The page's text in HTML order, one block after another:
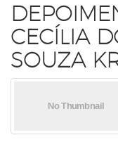
CECÍLIA
SOUZA